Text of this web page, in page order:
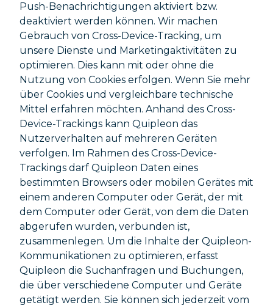
Push-Benachrichtigungen aktiviert bzw.
deaktiviert werden können. Wir machen
Gebrauch von Cross-Device-Tracking, um
unsere Dienste und Marketingaktivitäten zu
optimieren. Dies kann mit oder ohne die
Nutzung von Cookies erfolgen. Wenn Sie mehr
über Cookies und vergleichbare technische
Mittel erfahren möchten. Anhand des Cross-
Device-Trackings kann Quipleon das
Nutzerverhalten auf mehreren Geräten
verfolgen. Im Rahmen des Cross-Device-
Trackings darf Quipleon Daten eines
bestimmten Browsers oder mobilen Gerätes mit
einem anderen Computer oder Gerät, der mit
dem Computer oder Gerät, von dem die Daten
abgerufen wurden, verbunden ist,
zusammenlegen. Um die Inhalte der Quipleon-
Kommunikationen zu optimieren, erfasst
Quipleon die Suchanfragen und Buchungen,
die über verschiedene Computer und Geräte
getätigt werden. Sie können sich jederzeit vom